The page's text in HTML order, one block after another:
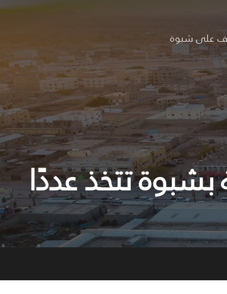
على شبوة
بشبوة تتخذ عددًا